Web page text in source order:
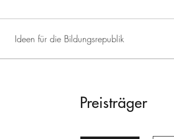
Ideen für die Bildungsrepublik
Preisträger